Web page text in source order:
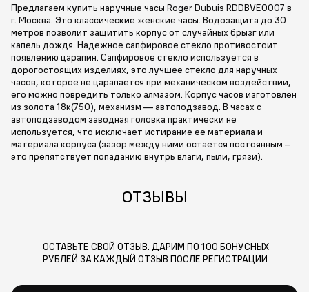
Предлагаем купить наручные часы Roger Dubuis RDDBVE0007 в
г. Москва. Это классические женские часы. Водозащита до 30
метров позволит защитить корпус от случайных брызг или
капель дождя. Надежное сапфировое стекло противостоит
появлению царапин. Сапфировое стекло используется в
дорогостоящих изделиях, это лучшее стекло для наручных
часов, которое не царапается при механическом воздействии,
его можно повредить только алмазом. Корпус часов изготовлен
из золота 18к(750), механизм — автоподзавод. В часах с
автоподзаводом заводная головка практически не
используется, что исключает истирание ее материала и
материала корпуса (зазор между ними остается постоянным –
это препятствует попаданию внутрь влаги, пыли, грязи).
ОТЗЫВЫ
ОСТАВЬТЕ СВОЙ ОТЗЫВ. ДАРИМ ПО 100 БОНУСНЫХ
РУБЛЕЙ ЗА КАЖДЫЙ ОТЗЫВ ПОСЛЕ РЕГИСТРАЦИИ